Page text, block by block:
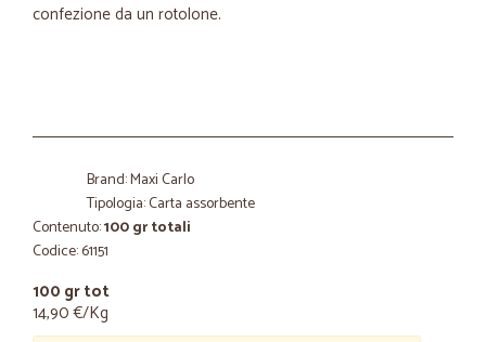
confezione da un rotolone.
Brand: Maxi Carlo
Tipologia: Carta assorbente
Contenuto:100 gr totali
Codice: 61151
100 gr tot
14,90 €/Kg